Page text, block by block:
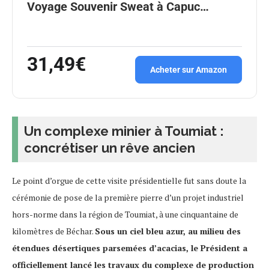
Voyage Souvenir Sweat à Capuc…
31,49€ Acheter sur Amazon
Un complexe minier à Toumiat :
concrétiser un rêve ancien
Le point d’orgue de cette visite présidentielle fut sans doute la
cérémonie de pose de la première pierre d’un projet industriel
hors-norme dans la région de Toumiat, à une cinquantaine de
kilomètres de Béchar. Sous un ciel bleu azur, au milieu des
étendues désertiques parsemées d’acacias, le Président a
officiellement lancé les travaux du complexe de production